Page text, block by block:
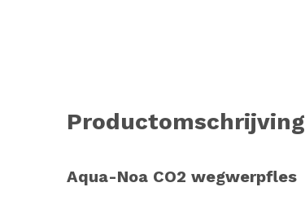
Productomschrijving
Aqua-Noa CO2 wegwerpfles